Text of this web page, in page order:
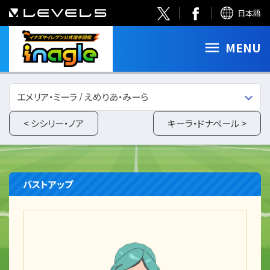
日本語
MENU
< シシリー・ノア
エメリア・ミーラ / えめりあ・みーら
キーラ・ドナペール >
バストアップ